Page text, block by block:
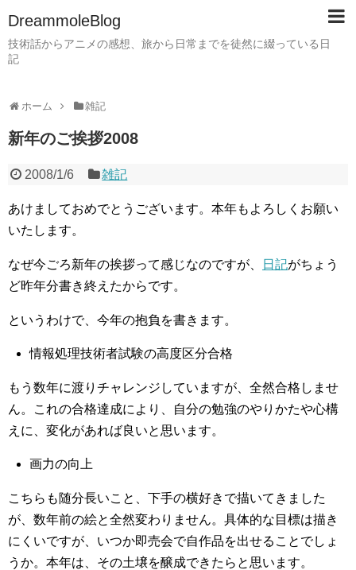
DreammoleBlog
技術話からアニメの感想、旅から日常までを徒然に綴っている日
記
ホーム 雑記
新年のご挨拶2008
2008/1/6 雑記
あけましておめでとうございます。本年もよろしくお願い
いたします。
なぜ今ごろ新年の挨拶って感じなのですが、 日記がちょう
ど昨年分書き終えたからです。
というわけで、今年の抱負を書きます。
情報処理技術者試験の高度区分合格
もう数年に渡りチャレンジしていますが、全然合格しませ
ん。これの合格達成により、自分の勉強のやりかたや心構
えに、変化があれば良いと思います。
画力の向上
こちらも随分長いこと、下手の横好きで描いてきました
が、数年前の絵と全然変わりません。具体的な目標は描き
にくいですが、いつか即売会で自作品を出せることでしょ
うか。本年は、その土壌を醸成できたらと思います。